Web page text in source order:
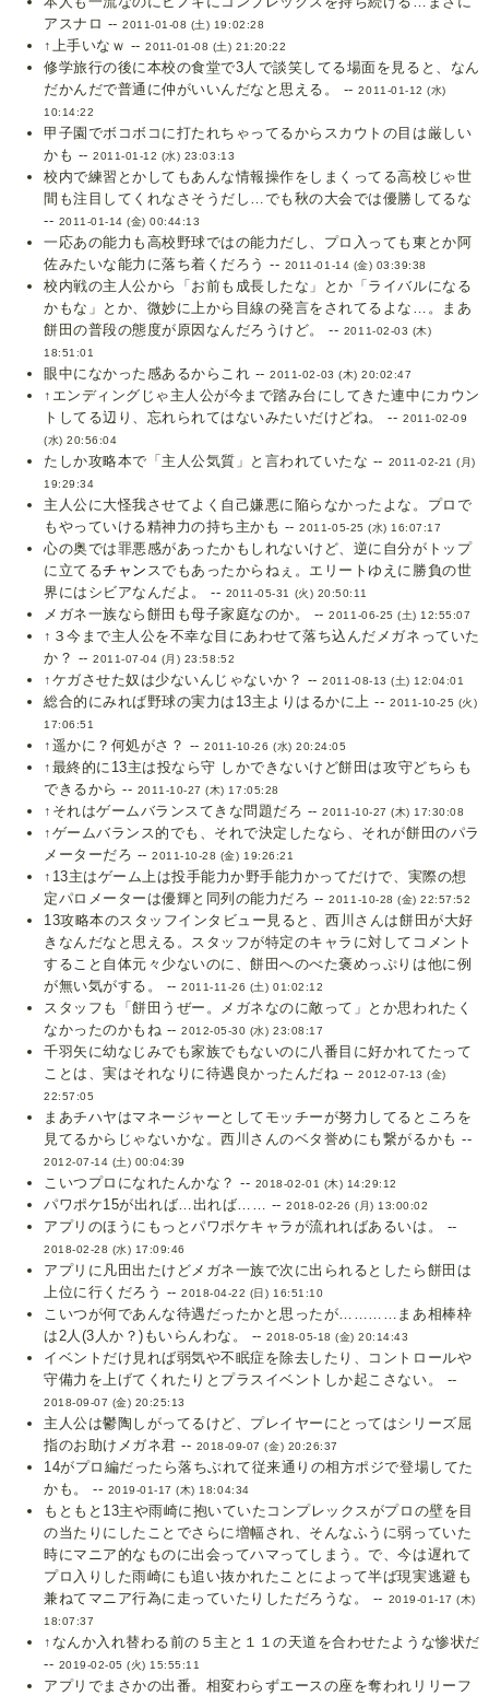
アスナロ --2011-01-08 (土) 19:02:28
↑上手いなｗ --2011-01-08 (土) 21:20:22
修学旅行の後に本校の食堂で3人で談笑してる場面を見ると、なん
だかんだで普通に仲がいいんだなと思える。 --2011-01-12 (水)
10:14:22
甲子園でボコボコに打たれちゃってるからスカウトの目は厳しい
かも --2011-01-12 (水) 23:03:13
校内で練習とかしてもあんな情報操作をしまくってる高校じゃ世
間も注目してくれなさそうだし…でも秋の大会では優勝してるな
-- 2011-01-14 (金) 00:44:13
一応あの能力も高校野球ではの能力だし、プロ入っても東とか阿
佐みたいな能力に落ち着くだろう -- 2011-01-14 (金) 03:39:38
校内戦の主人公から「お前も成長したな」とか「ライバルになる
かもな」とか、微妙に上から目線の発言をされてるよな…。まあ
餅田の普段の態度が原因なんだろうけど。 -- 2011-02-03 (木)
18:51:01
眼中になかった感あるからこれ --2011-02-03 (木) 20:02:47
↑エンディングじゃ主人公が今まで踏み台にしてきた連中にカウン
トしてる辺り、忘れられてはないみたいだけどね。 --2011-02-09
(水) 20:56:04
たしか攻略本で「主人公気質」と言われていたな -- 2011-02-21 (月)
19:29:34
主人公に大怪我させてよく自己嫌悪に陥らなかったよな。プロで
もやっていける精神力の持ち主かも --2011-05-25 (水) 16:07:17
心の奥では罪悪感があったかもしれないけど、逆に自分がトップ
に立てるチャン スでもあったからねぇ。エリートゆえに勝負の世
界にはシビアなんだよ。 -- 2011-05-31 (火) 20:50:11
メガネ一族なら餅田も母子家庭なのか。 --2011-06-25 (土) 12:55:07
↑３今まで主人公を不幸な目にあわせて落ち込んだメガネっていた
か？ --2011-07-04 (月) 23:58:52
↑ケガさせた奴は少ないんじゃないか？ --2011-08-13 (土) 12:04:01
総合的にみれば野球の実力は13主よりはるかに上 --2011-10-25 (火)
17:06:51
↑遥かに？何処がさ？ --2011-10-26 (水) 20:24:05
↑最終的に13主は投なら守 しかできないけど餅田は攻守どちらも
できるから -- 2011-10-27 (木) 17:05:28
↑それはゲームバランスてきな問題だろ --2011-10-27 (木) 17:30:08
↑ゲームバランス的でも、それで決定したなら、それが餅田のパラ
メーターだろ --2011-10-28 (金) 19:26:21
↑13主はゲーム上は投手能力か野手能力かってだけで、実際の想
定パロメーターは優輝と同列の能力だろ --2011-10-28 (金) 22:57:52
13攻略本のスタッフインタビュー見ると、西川さんは餅田が大好
きなんだなと思える。スタッフが特定のキャラに対してコメント
すること自体元々少ないのに、餅田へのべた褒めっぷりは他に例
が無い気がする。 --2011-11-26 (土) 01:02:12
スタッフも「餅田うぜー。メガネなのに敵って」とか思われたく
なかったのかもね --2012-05-30 (水) 23:08:17
千羽矢に幼なじみでも家族でもないのに八番目に好かれてたって
ことは、実はそれなりに待遇良かったんだね --2012-07-13 (金)
22:57:05
まあチハヤはマネージャーとしてモッチーが努力してるところを
見てるからじゃないかな。西川さんのベタ誉めにも繋がるかも --
2012-07-14 (土) 00:04:39
こいつプロになれたんかな？ -- 2018-02-01 (木) 14:29:12
パワポケ15が出れば…出れば…… --2018-02-26 (月) 13:00:02
アプリのほうにもっとパワポケキャラが流れればあるいは。 --
2018-02-28 (水) 17:09:46
アプリに凡田出たけどメガネ一族で次に出られるとしたら餅田は
上位に行くだろう --2018-04-22 (日) 16:51:10
こいつが何であんな待遇だったかと思ったが…………まあ相棒枠
は2人(3人か？)もいらんわな。 --2018-05-18 (金) 20:14:43
イベントだけ見れば弱気や不眠症を除去したり、コントロールや
守備力を上げてくれたりとプラスイベントしか起こさない。 --
2018-09-07 (金) 20:25:13
主人公は鬱陶しがってるけど、プレイヤーにとってはシリーズ屈
指のお助けメガネ君 -- 2018-09-07 (金) 20:26:37
14がプロ編だったら落ちぶれて従来通りの相方ポジで登場してた
かも。 -- 2019-01-17 (木) 18:04:34
もともと13主や雨崎に抱いていたコンプレックスがプロの壁を目
の当たりにしたことでさらに増幅され、そんなふうに弱っていた
時にマニア的なものに出会ってハマってしまう。で、今は遅れて
プロ入りした雨崎にも追い抜かれたことによって半ば現実逃避も
兼ねてマニア行為に走っていたりしただろうな。 -- 2019-01-17 (木)
18:07:37
↑なんか入れ替わる前の５主と１１の天道を合わせたような惨状だ
-- 2019-02-05 (火) 15:55:11
アプリでまさかの出番。相変わらずエースの座を奪われリリーフ